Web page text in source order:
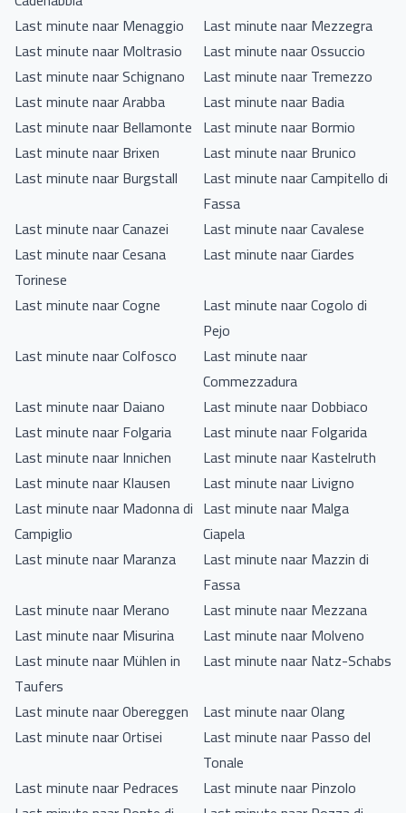
Last minute naar Menaggio
Last minute naar Mezzegra
Last minute naar Moltrasio
Last minute naar Ossuccio
Last minute naar Schignano
Last minute naar Tremezzo
Last minute naar Arabba
Last minute naar Badia
Last minute naar Bellamonte Last minute naar Bormio
Last minute naar Brixen
Last minute naar Brunico
Last minute naar Burgstall
Last minute naar Campitello di
Fassa
Last minute naar Canazei
Last minute naar Cavalese
Last minute naar Cesana
Torinese
Last minute naar Ciardes
Last minute naar Cogne
Last minute naar Cogolo di
Pejo
Last minute naar Colfosco
Last minute naar
Commezzadura
Last minute naar Daiano
Last minute naar Dobbiaco
Last minute naar Folgaria
Last minute naar Folgarida
Last minute naar Innichen
Last minute naar Kastelruth
Last minute naar Klausen
Last minute naar Livigno
Last minute naar Madonna di
Campiglio
Last minute naar Malga
Ciapela
Last minute naar Maranza
Last minute naar Mazzin di
Fassa
Last minute naar Merano
Last minute naar Mezzana
Last minute naar Misurina
Last minute naar Molveno
Last minute naar Mühlen in
Taufers
Last minute naar Natz-Schabs
Last minute naar Obereggen Last minute naar Olang
Last minute naar Ortisei
Last minute naar Passo del
Tonale
Last minute naar Pedraces
Last minute naar Pinzolo